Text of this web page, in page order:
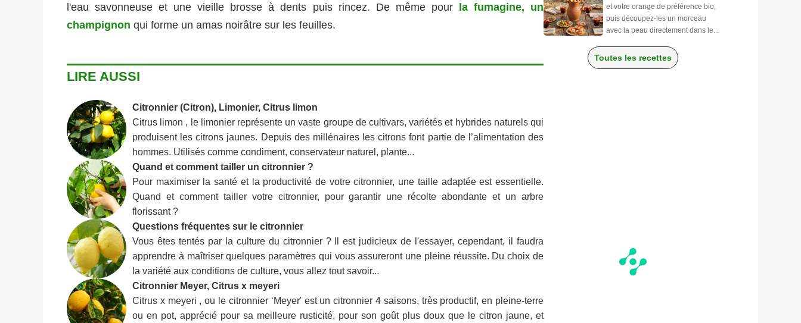
l'eau savonneuse et une vieille brosse à dents puis rincez. De même pour la fumagine, un
champignon qui forme un amas noirâtre sur les feuilles.
LIRE AUSSI
Citronnier (Citron), Limonier, Citrus limon
Citrus limon , le limonier représente un vaste groupe de cultivars, variétés et hybrides naturels qui
produisent les citrons jaunes. Depuis des millénaires les citrons font partie de l’alimentation des
hommes. Utilisés comme condiment, conservateur naturel, plante...
Quand et comment tailler un citronnier ?
Pour maximiser la santé et la productivité de votre citronnier, une taille adaptée est essentielle.
Quand et comment tailler votre citronnier, pour garantir une récolte abondante et un arbre
florissant ?
Questions fréquentes sur le citronnier
Vous êtes tentés par la culture du citronnier ? Il est judicieux de l'essayer, cependant, il faudra
apprendre à maîtriser quelques paramètres qui vous assureront une pleine réussite. Du choix de
la variété aux conditions de culture, vous allez tout savoir...
Citronnier Meyer, Citrus x meyeri
Citrus x meyeri , ou le citronnier ‘Meyer' est un citronnier 4 saisons, très productif, en pleine-terre
ou en pot, apprécié pour sa meilleure rusticité, pour son goût plus doux que le citron jaune, et
et votre orange de préférence bio,
puis découpez-les un morceau
avec la peau directement dans le...
Toutes les recettes